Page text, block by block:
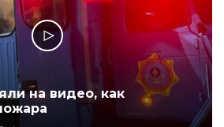
на видео, как